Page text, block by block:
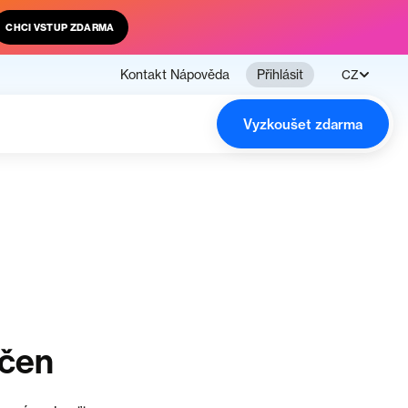
CHCI VSTUP ZDARMA
Kontakt Nápověda Přihlásit CZ
Vyzkoušet zdarma